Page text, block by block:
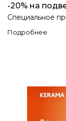
-20% на
Специальное
Подробнее